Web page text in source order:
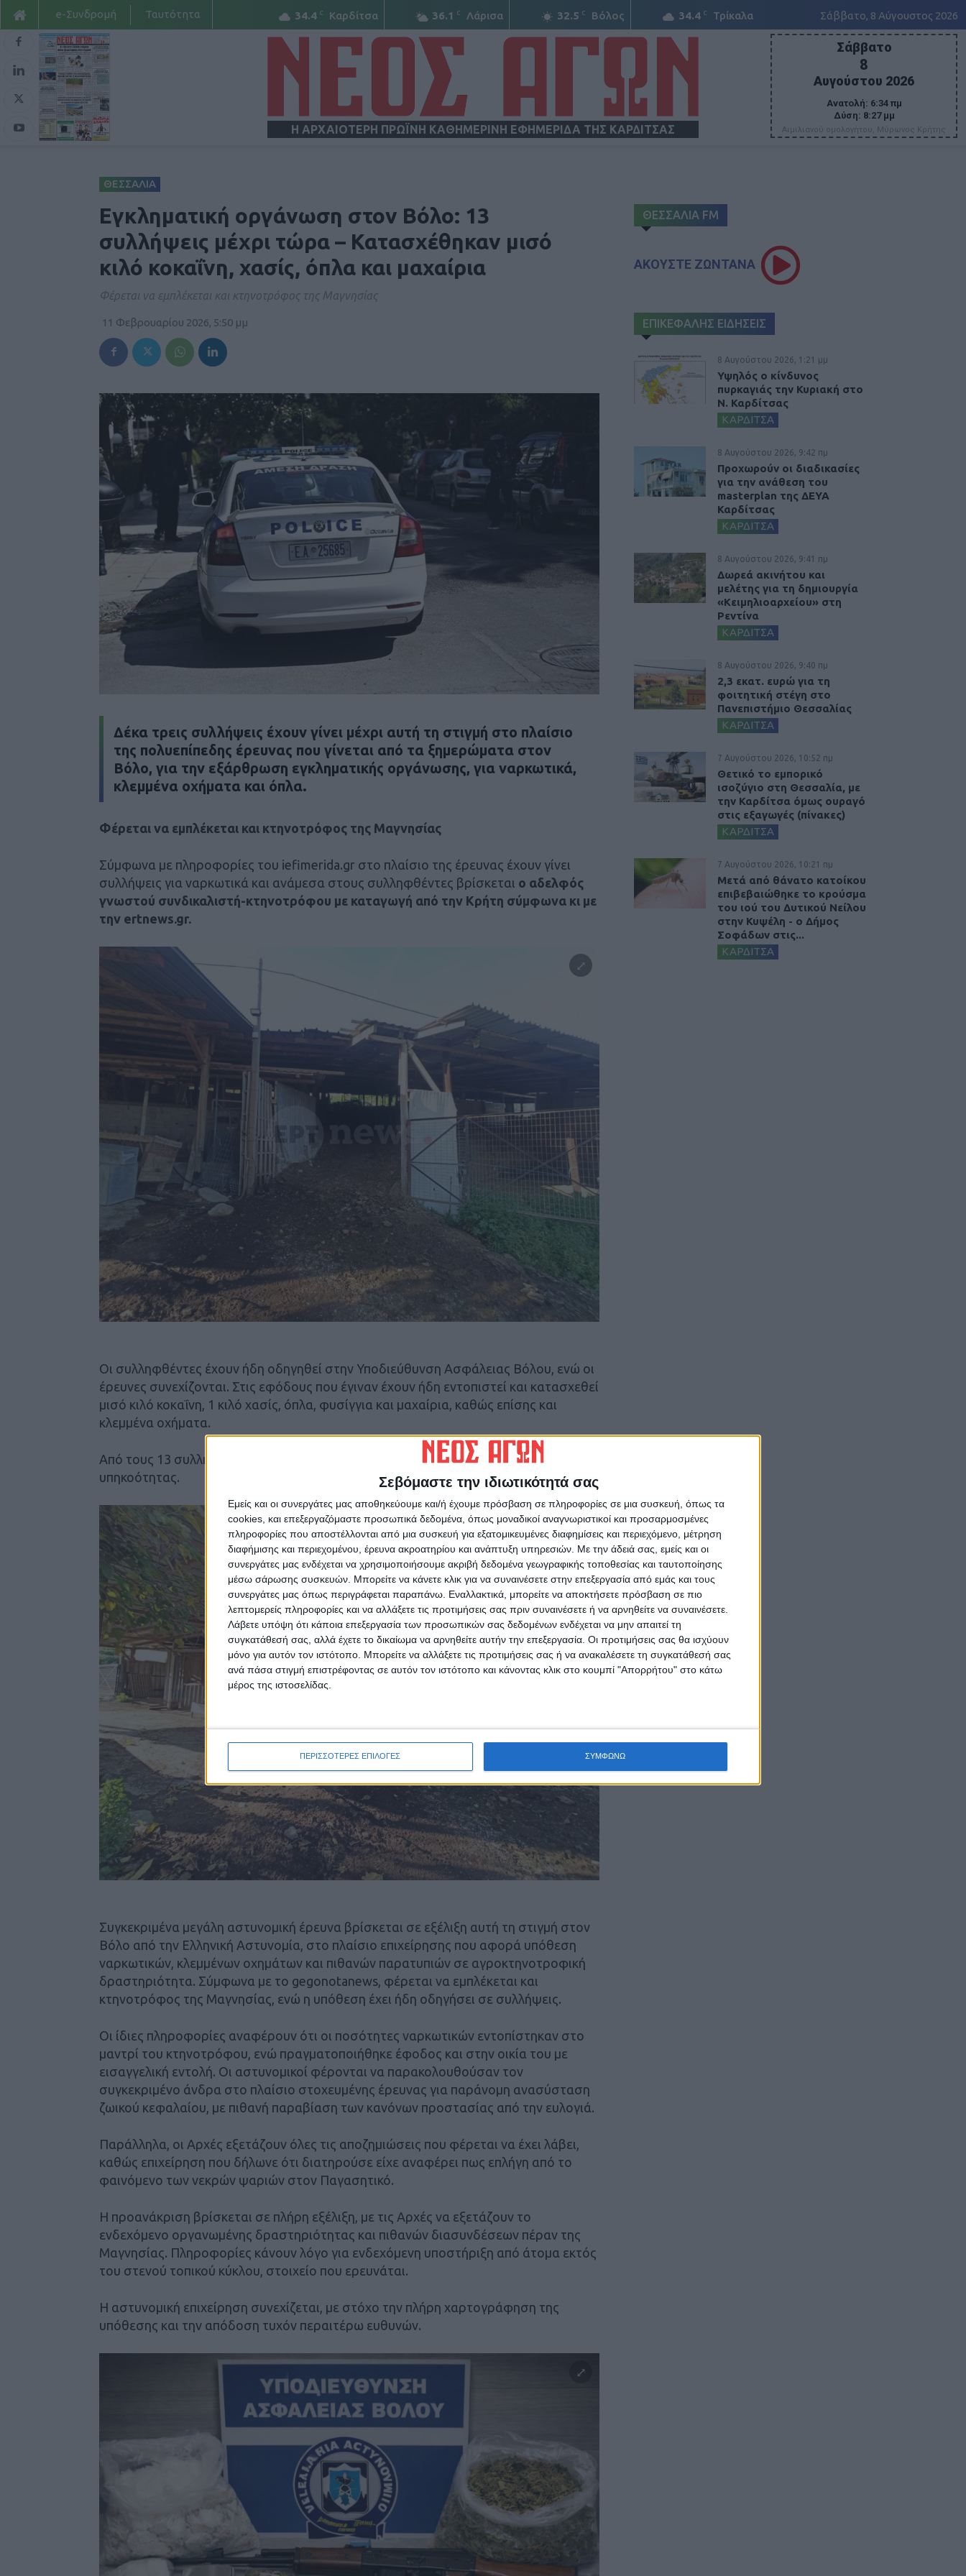
Σεβόμαστε την ιδιωτικότητά σας
Εμείς και οι συνεργάτες μας αποθηκεύουμε και/ή έχουμε πρόσβαση σε πληροφορίες σε μια συσκευή, όπως τα
cookies, και επεξεργαζόμαστε προσωπικά δεδομένα, όπως μοναδικοί αναγνωριστικοί και προσαρμοσμένες
πληροφορίες που αποστέλλονται από μια συσκευή για εξατομικευμένες διαφημίσεις και περιεχόμενο, μέτρηση
διαφήμισης και περιεχομένου, έρευνα ακροατηρίου και ανάπτυξη υπηρεσιών. Με την άδειά σας, εμείς και οι
συνεργάτες μας ενδέχεται να χρησιμοποιήσουμε ακριβή δεδομένα γεωγραφικής τοποθεσίας και ταυτοποίησης
μέσω σάρωσης συσκευών. Μπορείτε να κάνετε κλικ για να συναινέσετε στην επεξεργασία από εμάς και τους
συνεργάτες μας όπως περιγράφεται παραπάνω. Εναλλακτικά, μπορείτε να αποκτήσετε πρόσβαση σε πιο
λεπτομερείς πληροφορίες και να αλλάξετε τις προτιμήσεις σας πριν συναινέσετε ή να αρνηθείτε να συναινέσετε.
Λάβετε υπόψη ότι κάποια επεξεργασία των προσωπικών σας δεδομένων ενδέχεται να μην απαιτεί τη
συγκατάθεσή σας, αλλά έχετε το δικαίωμα να αρνηθείτε αυτήν την επεξεργασία. Οι προτιμήσεις σας θα ισχύουν
μόνο για αυτόν τον ιστότοπο. Μπορείτε να αλλάξετε τις προτιμήσεις σας ή να ανακαλέσετε τη συγκατάθεσή σας
ανά πάσα στιγμή επιστρέφοντας σε αυτόν τον ιστότοπο και κάνοντας κλικ στο κουμπί "Απορρήτου" στο κάτω
μέρος της ιστοσελίδας.
ΠΕΡΙΣΣΟΤΕΡΕΣ ΕΠΙΛΟΓΕΣ ΣΥΜΦΩΝΩ
34.4 C Καρδίτσα 36.1 C Λάρισα 32.5 C Βόλος 34.4 C Τρίκαλα Σάββατο, 8 Αύγουστος 2026
e-Συνδρομή Ταυτότητα
Η ΑΡΧΑΙΟΤΕΡΗ ΠΡΩΪΝΗ ΚΑΘΗΜΕΡΙΝΗ ΕΦΗΜΕΡΙΔΑ ΤΗΣ ΚΑΡΔΙΤΣΑΣ
ΑΓΩΝ
Σάββατο
8
Αυγούστου 2026
Ανατολή: 6:34 πμ
Δύση: 8:27 μμ
Αιμιλιανού ομολογήτου, Μύρωνος Κρήτης
ΘΕΣΣΑΛΙΑ
Εγκληματική οργάνωση στον Βόλο: 13
συλλήψεις μέχρι τώρα – Κατασχέθηκαν μισό
κιλό κοκαΐνη, χασίς, όπλα και μαχαίρια
Φέρεται να εμπλέκεται και κτηνοτρόφος της Μαγνησίας
11 Φεβρουαρίου 2026, 5:50 μμ
Δέκα τρεις συλλήψεις έχουν γίνει μέχρι αυτή τη στιγμή στο πλαίσιο
της πολυεπίπεδης έρευνας που γίνεται από τα ξημερώματα στον
Βόλο, για την εξάρθρωση εγκληματικής οργάνωσης, για ναρκωτικά,
κλεμμένα οχήματα και όπλα.
Φέρεται να εμπλέκεται και κτηνοτρόφος της Μαγνησίας
Σύμφωνα με πληροφορίες του iefimerida.gr στο πλαίσιο της έρευνας έχουν γίνει
συλλήψεις για ναρκωτικά και ανάμεσα στους συλληφθέντες βρίσκεται ο αδελφός
γνωστού συνδικαλιστή-κτηνοτρόφου με καταγωγή από την Κρήτη σύμφωνα κι με
την ertnews.gr.
Οι συλληφθέντες έχουν ήδη οδηγηθεί στην Υποδιεύθυνση Ασφάλειας Βόλου, ενώ οι
έρευνες συνεχίζονται. Στις εφόδους που έγιναν έχουν ήδη εντοπιστεί και κατασχεθεί
μισό κιλό κοκαΐνη, 1 κιλό χασίς, όπλα, φυσίγγια και μαχαίρια, καθώς επίσης και
κλεμμένα οχήματα.
Από τους 13 συλληφθέντες, οι 5 είναι ημεδαποί, οι 6 ρομά και δύο άτομα αλβανικής
υπηκοότητας.
Συγκεκριμένα μεγάλη αστυνομική έρευνα βρίσκεται σε εξέλιξη αυτή τη στιγμή στον
Βόλο από την Ελληνική Αστυνομία, στο πλαίσιο επιχείρησης που αφορά υπόθεση
ναρκωτικών, κλεμμένων οχημάτων και πιθανών παρατυπιών σε αγροκτηνοτροφική
δραστηριότητα. Σύμφωνα με το gegonotanews, φέρεται να εμπλέκεται και
κτηνοτρόφος της Μαγνησίας, ενώ η υπόθεση έχει ήδη οδηγήσει σε συλλήψεις.
Οι ίδιες πληροφορίες αναφέρουν ότι οι ποσότητες ναρκωτικών εντοπίστηκαν στο
μαντρί του κτηνοτρόφου, ενώ πραγματοποιήθηκε έφοδος και στην οικία του με
εισαγγελική εντολή. Οι αστυνομικοί φέρονται να παρακολουθούσαν τον
συγκεκριμένο άνδρα στο πλαίσιο στοχευμένης έρευνας για παράνομη ανασύσταση
ζωικού κεφαλαίου, με πιθανή παραβίαση των κανόνων προστασίας από την ευλογιά.
Παράλληλα, οι Αρχές εξετάζουν όλες τις αποζημιώσεις που φέρεται να έχει λάβει,
καθώς επιχείρηση που δήλωνε ότι διατηρούσε είχε αναφέρει πως επλήγη από το
φαινόμενο των νεκρών ψαριών στον Παγασητικό.
Η προανάκριση βρίσκεται σε πλήρη εξέλιξη, με τις Αρχές να εξετάζουν το
ενδεχόμενο οργανωμένης δραστηριότητας και πιθανών διασυνδέσεων πέραν της
Μαγνησίας. Πληροφορίες κάνουν λόγο για ενδεχόμενη υποστήριξη από άτομα εκτός
του στενού τοπικού κύκλου, στοιχείο που ερευνάται.
Η αστυνομική επιχείρηση συνεχίζεται, με στόχο την πλήρη χαρτογράφηση της
υπόθεσης και την απόδοση τυχόν περαιτέρω ευθυνών.
ΘΕΣΣΑΛΙΑ FM
ΑΚΟΥΣΤΕ ΖΩΝΤΑΝΑ
ΕΠΙΚΕΦΑΛΗΣ ΕΙΔΗΣΕΙΣ
8 Αυγούστου 2026, 1:21 μμ
Υψηλός ο κίνδυνος
πυρκαγιάς την Κυριακή στο
Ν. Καρδίτσας
ΚΑΡΔΙΤΣΑ
8 Αυγούστου 2026, 9:42 πμ
Προχωρούν οι διαδικασίες
για την ανάθεση του
masterplan της ΔΕΥΑ
Καρδίτσας
ΚΑΡΔΙΤΣΑ
8 Αυγούστου 2026, 9:41 πμ
Δωρεά ακινήτου και
μελέτης για τη δημιουργία
«Κειμηλιοαρχείου» στη
Ρεντίνα
ΚΑΡΔΙΤΣΑ
8 Αυγούστου 2026, 9:40 πμ
2,3 εκατ. ευρώ για τη
φοιτητική στέγη στο
Πανεπιστήμιο Θεσσαλίας
ΚΑΡΔΙΤΣΑ
7 Αυγούστου 2026, 10:52 πμ
Θετικό το εμπορικό
ισοζύγιο στη Θεσσαλία, με
την Καρδίτσα όμως ουραγό
στις εξαγωγές (πίνακες)
ΚΑΡΔΙΤΣΑ
7 Αυγούστου 2026, 10:21 πμ
Μετά από θάνατο κατοίκου
επιβεβαιώθηκε το κρούσμα
του ιού του Δυτικού Νείλου
στην Κυψέλη - ο Δήμος
Σοφάδων στις...
ΚΑΡΔΙΤΣΑ